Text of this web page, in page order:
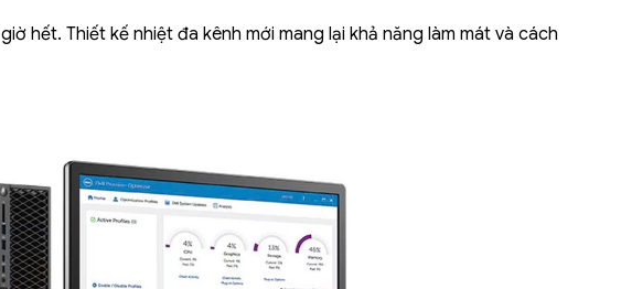
hết. Thiết kế nhiệt đa kênh mới mang lại khả năng làm mát và cách